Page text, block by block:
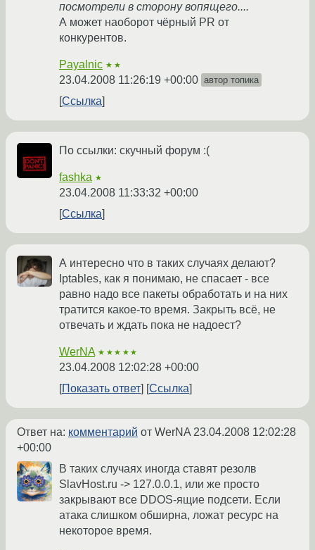
посмотрели в сторону вопящего....
А может наоборот чёрный PR от
конкурентов.
Payalnic ★★
23.04.2008 11:26:19 +00:00 автор топика
Ссылка
По ссылки: скучный форум :(
fashka ★
23.04.2008 11:33:32 +00:00
Ссылка
А интересно что в таких случаях делают?
Iptables, как я понимаю, не спасает - все
равно надо все пакеты обработать и на них
тратится какое-то время. Закрыть всё, не
отвечать и ждать пока не надоест?
WerNA ★★★★★
23.04.2008 12:02:28 +00:00
Показать ответ
Ссылка
Ответ на: комментарий от WerNA23.04.2008 12:02:28
+00:00
В таких случаях иногда ставят резолв
SlavHost.ru -> 127.0.0.1, или же просто
закрывают все DDOS-ящие подсети. Если
атака слишком обширна, ложат ресурс на
некоторое время.